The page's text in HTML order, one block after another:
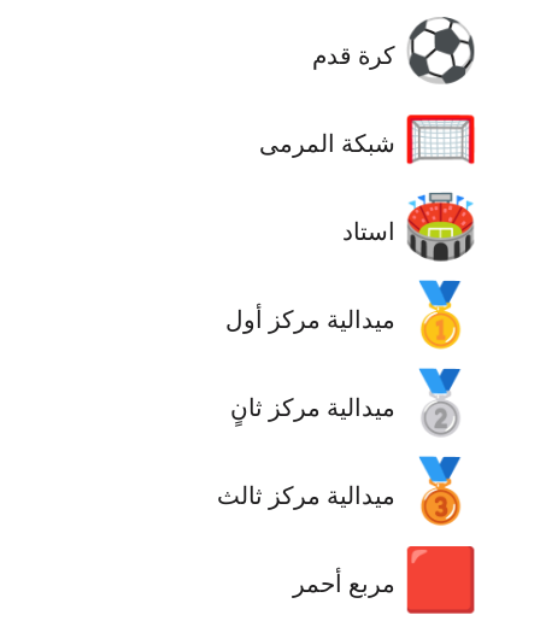
⚽ كرة قدم
🥅 شبكة المرمى
🏟️ استاد
🥇 ميدالية مركز أول
🥈 ميدالية مركز ثانٍ
🥉 ميدالية مركز ثالث
🟥 مربع أحمر